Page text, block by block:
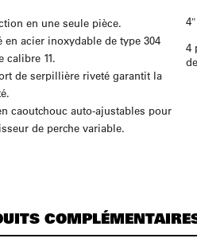
en une seule pièce.
en acier inoxydable de type 304
calibre 11.
de serpillière riveté garantit la
caoutchouc auto-ajustables pour
de perche variable.
4